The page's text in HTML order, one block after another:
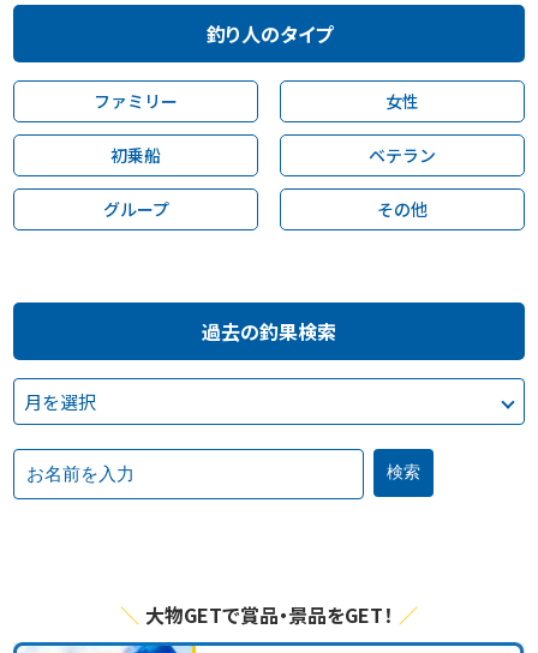
釣り人のタイプ
ファミリー 女性
初乗船 ベテラン
グループ その他
過去の釣果検索
大物GETで賞品・景品をGET！